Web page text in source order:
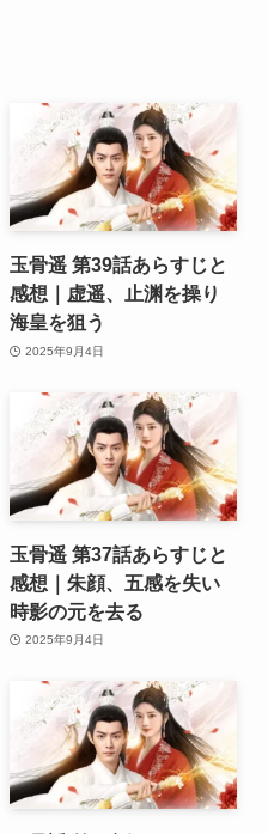
玉骨遥 第39話あらすじと
感想｜虚遥、止渊を操り
海皇を狙う
2025年9月4日
玉骨遥 第37話あらすじと
感想｜朱顔、五感を失い
時影の元を去る
2025年9月4日